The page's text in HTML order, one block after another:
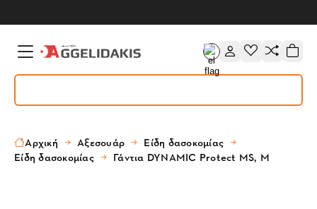
Αρχική Αξεσουάρ
Είδη δασοκομίας
Είδη δασοκομίας
Γάντια DYNAMIC Protect MS, M